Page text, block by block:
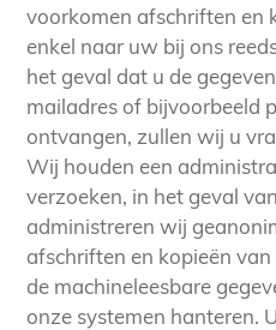
voorkomen afschriften en
enkel naar uw bij ons
het geval dat u de
mailadres of bijvoorbeeld
ontvangen, zullen wij u
Wij houden een
verzoeken, in het geval
administreren wij
afschriften en kopieën
de machineleesbare
onze systemen hanteren.